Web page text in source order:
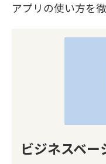
アプリの使い方を
ビジネスベ